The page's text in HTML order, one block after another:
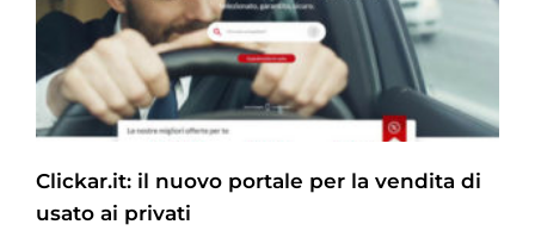
Clickar.it: il nuovo portale per la vendita di
usato ai privati